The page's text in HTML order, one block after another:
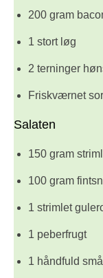
200 gram
1 stort løg
2 terninger
Friskværnet
Salaten
150 gram
100 gram
1 strimlet
1 peberfrugt
1 håndfuld